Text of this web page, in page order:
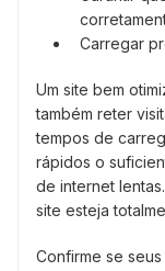
Carregar
Um site bem
também reter
tempos de
rápidos o
de internet
site esteja
Confirme se